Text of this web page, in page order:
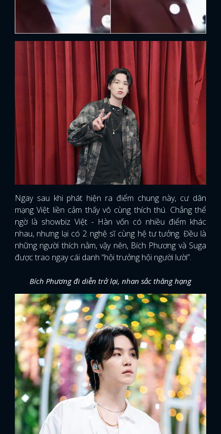
Ngay sau khi phát hiện ra điểm chung này, cư dân
mạng Việt liền cảm thấy vô cùng thích thú. Chẳng thể
ngờ là showbiz Việt - Hàn vốn có nhiều điểm khác
nhau, nhưng lại có 2 nghệ sĩ cùng hệ tư tưởng. Đều là
những người thích nằm, vậy nên, Bích Phương và Suga
được trao ngay cái danh “hội trưởng hội người lười”.
Bích Phương đi diễn trở lại, nhan sắc thăng hạng